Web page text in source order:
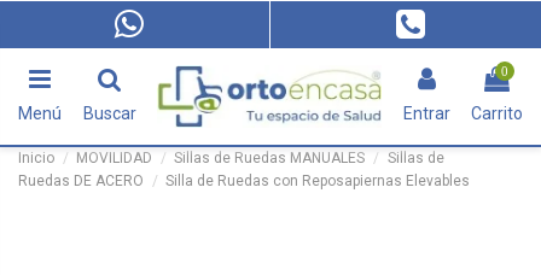
Menú Buscar Entrar
0
Carrito
Inicio MOVILIDAD Sillas de Ruedas MANUALES
Sillas de
Ruedas DE ACERO
Silla de Ruedas con Reposapiernas Elevables